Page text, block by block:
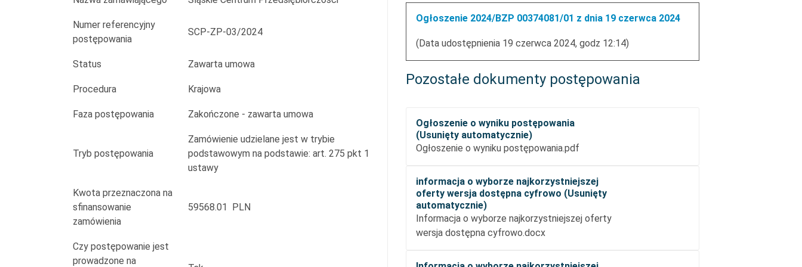
Numer referencyjny
postępowania
SCP-ZP-03/2024
Status Zawarta umowa
Procedura Krajowa
Faza postępowania Zakończone - zawarta umowa
Tryb postępowania
Zamówienie udzielane jest w trybie
podstawowym na podstawie: art. 275 pkt 1
ustawy
Kwota przeznaczona na
sfinansowanie
zamówienia
59568.01 PLN
Czy postępowanie jest
prowadzone na
Ogłoszenie 2024/BZP 00374081/01 z dnia 19 czerwca 2024
(Data udostępnienia 19 czerwca 2024, godz 12:14)
Pozostałe dokumenty postępowania
Ogłoszenie o wyniku postępowania
(Usunięty automatycznie)
Ogłoszenie o wyniku postępowania.pdf
informacja o wyborze najkorzystniejszej
oferty wersja dostępna cyfrowo (Usunięty
automatycznie)
Informacja o wyborze najkorzystniejszej oferty
wersja dostępna cyfrowo.docx